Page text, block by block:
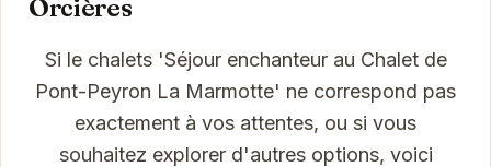
Orcières
Si le chalets 'Séjour enchanteur au Chalet de
Pont-Peyron La Marmotte' ne correspond pas
exactement à vos attentes, ou si vous
souhaitez explorer d'autres options, voici